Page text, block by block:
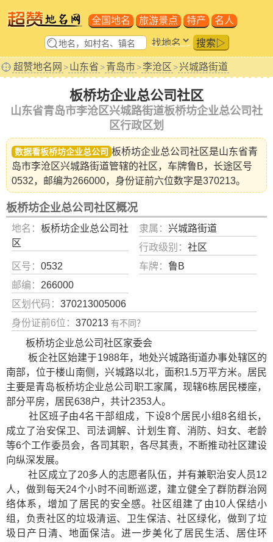
全国地名 旅游景点 特产 名人
搜索▷
超赞地名网 >山东省>青岛市>李沧区 >兴城路街道
板桥坊企业总公司社区
山东省青岛市李沧区兴城路街道板桥坊企业总公司社
区行政区划
数据看板桥坊企业总公司 板桥坊企业总公司社区是山东省青
岛市李沧区兴城路街道管辖的社区，车牌鲁B，长途区号
0532，邮编为266000，身份证前六位数字是370213。
板桥坊企业总公司社区概况
地名： 板桥坊企业总公司社
区
隶属：兴城路街道
行政级别：社区
区号： 0532 车牌：鲁B
邮编： 266000
区划代码： 370213005006
身份证前6位： 370213 有不同？
板桥坊企业总公司社区家委会
板企社区始建于1988年，地处兴城路街道办事处辖区的
南部，位于楼山南侧，兴城路以北，面积1.5万平方米。居民
主要是青岛板桥坊企业总公司职工家属，现辖6栋居民楼座，
部分平房，居民638户，共计2353人。
社区班子由4名干部组成，下设8个居民小组8名组长，
成立了治安保卫、司法调解、计划生育、消防、妇女、老龄
等6个工作委员会，各司其职，各尽其责，不断推动社区建设
向纵深发展。
社区成立了20多人的志愿者队伍，并有兼职治安人员12
人，做到每天24个小时不间断巡逻，建立健全了群防群治网
络体系，增加了居民的安全感。社区组建了由10人保结小
组，负责社区的垃圾清运、卫生保洁、社区绿化，做到了垃
圾日产日清、地面保洁。进一步美化了居民生活、居住环